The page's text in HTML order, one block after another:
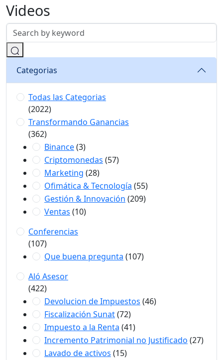
Videos
Categorias
Todas las Categorias
(2022)
Transformando Ganancias
(362)
Binance(3)
Criptomonedas (57)
Marketing (28)
Ofimática & Tecnología (55)
Gestión & Innovación (209)
Ventas (10)
Conferencias
(107)
Que buena pregunta (107)
Aló Asesor
(422)
Devolucion de Impuestos (46)
Fiscalización Sunat(72)
Impuesto a la Renta (41)
Incremento Patrimonial no Justificado (27)
Lavado de activos (15)